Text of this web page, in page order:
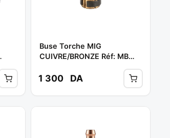
Buse Torche MIG
CUIVRE/BRONZE Réf: MB
1 300 DA